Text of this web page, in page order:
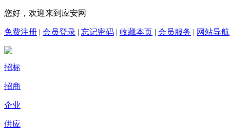
您好，欢迎来到应安网
免费注册 | 会员登录 | 忘记密码 | 收藏本页 | 会员服务 | 网站导航
招标
招商
企业
供应